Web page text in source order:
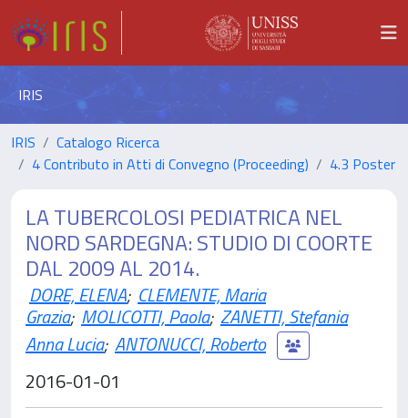
IRIS
IRIS
Catalogo Ricerca
4 Contributo in Atti di Convegno (Proceeding)
4.3 Poster
LA TUBERCOLOSI PEDIATRICA NEL
NORD SARDEGNA: STUDIO DI COORTE
DAL 2009 AL 2014.
DORE, ELENA; CLEMENTE, Maria
Grazia; MOLICOTTI, Paola; ZANETTI, Stefania
Anna Lucia; ANTONUCCI, Roberto
2016-01-01